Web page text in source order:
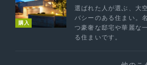
購入
選ばれた人が選ぶ、大
バシーのある住まい。
つ豪奢な邸宅や華麗な
る住まいです。